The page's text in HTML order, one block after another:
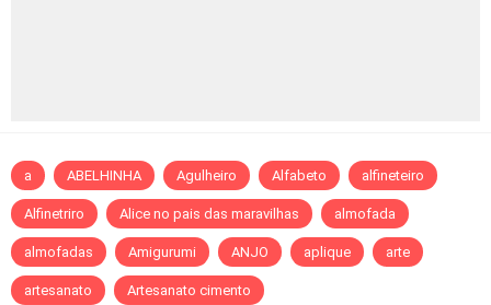
a ABELHINHA Agulheiro Alfabeto alfineteiro
Alfinetriro Alice no pais das maravilhas almofada
almofadas Amigurumi ANJO aplique arte
artesanato Artesanato cimento